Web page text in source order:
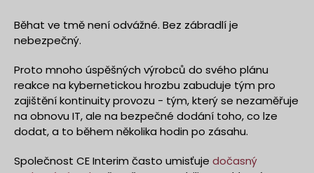
Běhat ve tmě není odvážné. Bez zábradlí je
nebezpečný.
Proto mnoho úspěšných výrobců do svého plánu
reakce na kybernetickou hrozbu zabuduje tým pro
zajištění kontinuity provozu - tým, který se nezaměřuje
na obnovu IT, ale na bezpečné dodání toho, co lze
dodat, a to během několika hodin po zásahu.
Společnost CE Interim často umisťuje dočasný